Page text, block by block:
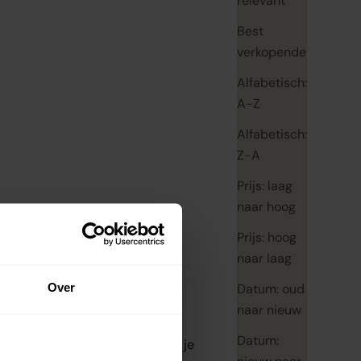
Over
Best
verkopende
Alfabetisch:
A-Z
Alfabetisch:
Z-A
Prijs: laag
naar hoog
Prijs: hoog
naar laag
Datum: oud
naar nieuw
Datum:
verzorgingsproducten die je